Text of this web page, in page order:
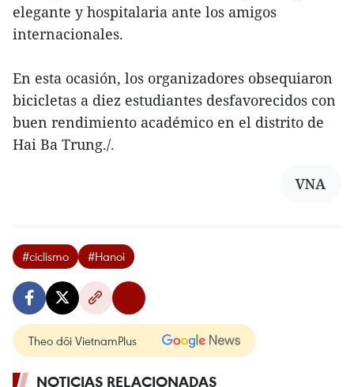
elegante y hospitalaria ante los amigos
internacionales.
En esta ocasión, los organizadores obsequiaron
bicicletas a diez estudiantes desfavorecidos con
buen rendimiento académico en el distrito de
Hai Ba Trung./.
VNA
#ciclismo #Hanoi
Theo dõi VietnamPlus
NOTICIAS RELACIONADAS